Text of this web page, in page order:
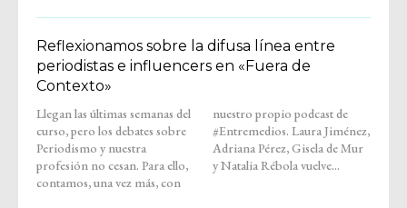
Reflexionamos sobre la difusa línea entre
periodistas e influencers en «Fuera de
Contexto»
Llegan las últimas semanas del
curso, pero los debates sobre
Periodismo y nuestra
profesión no cesan. Para ello,
contamos, una vez más, con
nuestro propio podcast de
#Entremedios. Laura Jiménez,
Adriana Pérez, Gisela de Mur
y Natalia Rébola vuelve...